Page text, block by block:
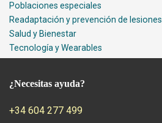
Poblaciones especiales
Readaptación y prevención de lesiones
Salud y Bienestar
Tecnología y Wearables
¿Necesitas ayuda?
+34 604 277 499